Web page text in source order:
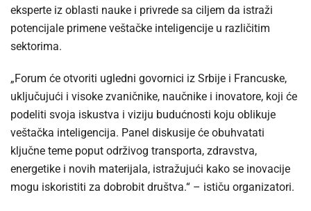
eksperte iz oblasti nauke i privrede sa ciljem da istraži
potencijale primene veštačke inteligencije u različitim
sektorima.
„Forum će otvoriti ugledni govornici iz Srbije i Francuske,
uključujući i visoke zvaničnike, naučnike i inovatore, koji će
podeliti svoja iskustva i viziju budućnosti koju oblikuje
veštačka inteligencija. Panel diskusije će obuhvatati
ključne teme poput održivog transporta, zdravstva,
energetike i novih materijala, istražujući kako se inovacije
mogu iskoristiti za dobrobit društva.“ – ističu organizatori.